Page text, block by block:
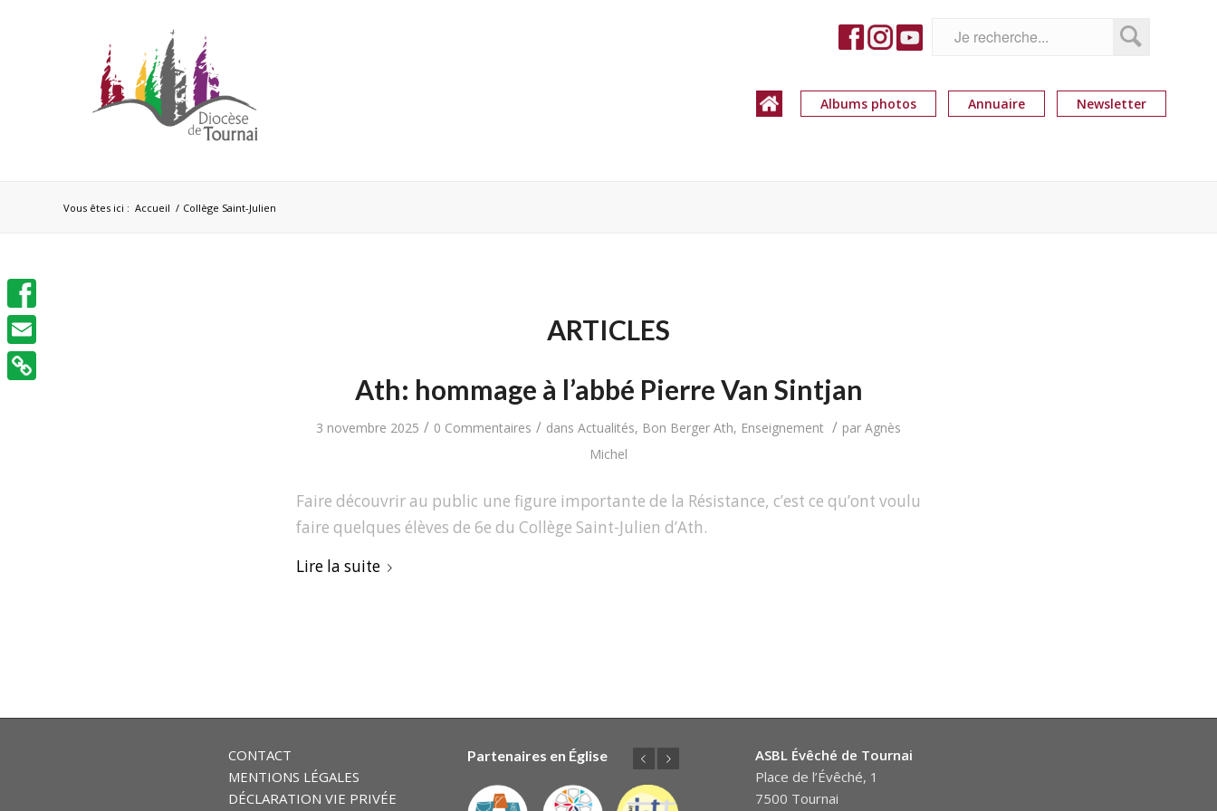
Albums photos Annuaire Newsletter
Vous êtes ici : Accueil / Collège Saint-Julien
ARTICLES
Ath: hommage à l’abbé Pierre Van Sintjan
3 novembre 2025 / 0 Commentaires / dans Actualités, Bon Berger Ath, Enseignement / par Agnès
Michel
Faire découvrir au public une figure importante de la Résistance, c’est ce qu’ont voulu
faire quelques élèves de 6e du Collège Saint-Julien d’Ath.
Lire la suite
CONTACT
MENTIONS LÉGALES
DÉCLARATION VIE PRIVÉE
Partenaires en Église
PrécédentSuivant
ASBL Évêché de Tournai
Place de l’Évêché, 1
7500 Tournai
Facebook
Email